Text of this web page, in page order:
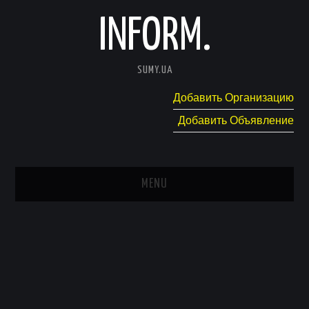
INFORM.
SUMY.UA
Добавить Организацию
Добавить Объявление
MENU